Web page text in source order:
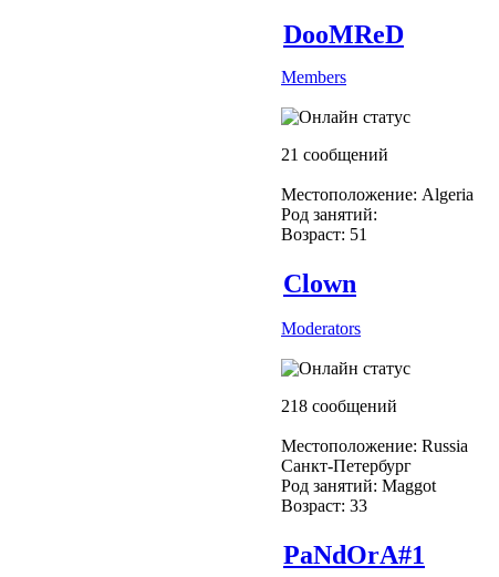
DooMReD
Members
21 сообщений
Местоположение: Algeria
Род занятий:
Возраст: 51
Clown
Moderators
218 сообщений
Местоположение: Russia
Санкт-Петербург
Род занятий: Maggot
Возраст: 33
PaNdOrA#1